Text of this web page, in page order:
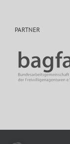
PARTNER